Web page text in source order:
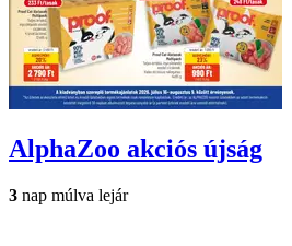
AlphaZoo akciós újság
3 nap múlva lejár